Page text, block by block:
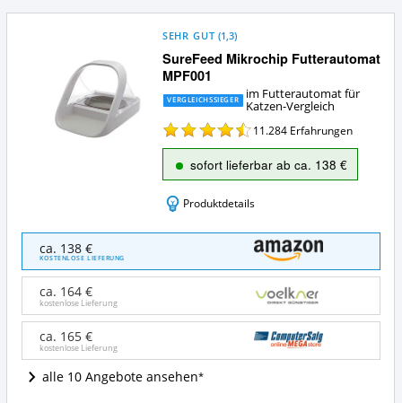
SureFeed Mikrochip Futterautomat
MPF001
SEHR GUT (1,3)
VERGLEICHSSIEGER
im Futterautomat für
Katzen-Vergleich
11.284 Erfahrungen
sofort lieferbar ab ca. 138 €
Produktdetails
SureFeed
Mikrochip
Futterautomat
MPF001
Angebote:
Wo
dieser
Futterautomat
für
ca. 138 €
KOSTENLOSE LIEFERUNG
ca. 164 €
kostenlose Lieferung
ca. 165 €
kostenlose Lieferung
alle 10 Angebote ansehen